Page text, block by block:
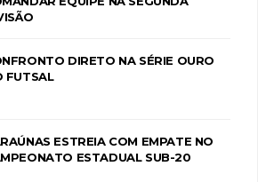
DIRETO NA SÉRIE OURO
FUTSAL
ESTREIA COM EMPATE NO
ESTADUAL SUB-20